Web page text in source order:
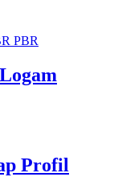
Profil